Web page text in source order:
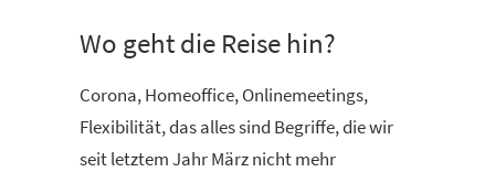
Wo geht die Reise hin?
Corona, Homeoffice, Onlinemeetings,
Flexibilität, das alles sind Begriffe, die wir
seit letztem Jahr März nicht mehr